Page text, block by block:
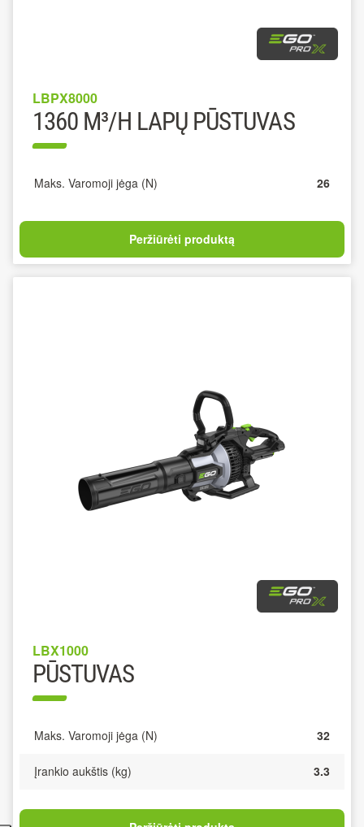
LBPX8000
1360 M³/H LAPŲ PŪSTUVAS
Maks. Varomoji jėga (N) 26
Peržiūrėti produktą
LBX1000
PŪSTUVAS
Maks. Varomoji jėga (N) 32
Įrankio aukštis (kg) 3.3